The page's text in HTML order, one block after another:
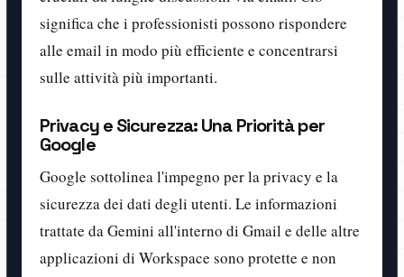
significa che i professionisti possono rispondere
alle email in modo più efficiente e concentrarsi
sulle attività più importanti.
Privacy e Sicurezza: Una Priorità per
Google
Google sottolinea l'impegno per la privacy e la
sicurezza dei dati degli utenti. Le informazioni
trattate da Gemini all'interno di Gmail e delle altre
applicazioni di Workspace sono protette e non